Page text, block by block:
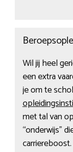
Wil jij heel
een extra
je om te
met tal van
“onderwijs”
carriereboost.